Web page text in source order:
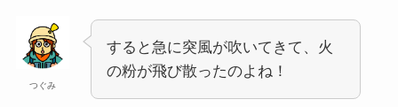
つぐみ
すると急に突風が吹いてきて、火
の粉が飛び散ったのよね！